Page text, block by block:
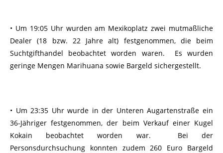
• Um 19:05 Uhr wurden am Mexikoplatz zwei mutmaßliche
Dealer (18 bzw. 22 Jahre alt) festgenommen, die beim
Suchtgifthandel beobachtet worden waren. Es wurden
geringe Mengen Marihuana sowie Bargeld sichergestellt.
• Um 23:35 Uhr wurde in der Unteren Augartenstraße ein
36-Jähriger festgenommen, der beim Verkauf einer Kugel
Kokain beobachtet worden war. Bei der
Personsdurchsuchung konnten zudem 260 Euro Bargeld